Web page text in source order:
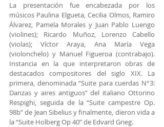
La presentación fue encabezada por los
músicos Paulina Elgueta, Cecilia Olmos, Ramiro
Álvarez, Pamela Morales y Juan Pablo Luengo
(violines); Ricardo Muñoz, Lorenzo Cabello
(violas); Víctor Araya, Ana María Vega
(violonchelo) y Manuel Figueroa (contrabajo).
Instancia en la que interpretaron obras de
destacados compositores del siglo XIX. La
primera, denominada “Suite para cuerdas N°3:
Danzas y aires antiguos” del italiano Ottorino
Respighi, seguida de la “Suite campestre Op.
98b” de Jean Sibelius y finalmente, dieron vida a
la “Suite Holberg Op 40” de Edvard Grieg.